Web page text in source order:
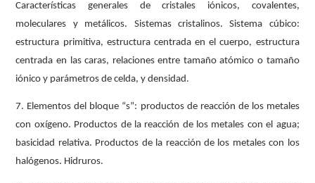
Características generales de cristales iónicos, covalentes,
moleculares y metálicos. Sistemas cristalinos. Sistema cúbico:
estructura primitiva, estructura centrada en el cuerpo, estructura
centrada en las caras, relaciones entre tamaño atómico o tamaño
iónico y parámetros de celda, y densidad.
7. Elementos del bloque “s”: productos de reacción de los metales
con oxígeno. Productos de la reacción de los metales con el agua;
basicidad relativa. Productos de la reacción de los metales con los
halógenos. Hidruros.